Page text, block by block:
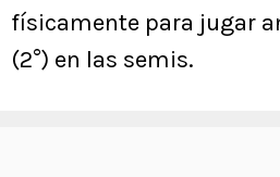
físicamente para jugar
(2°) en las semis.